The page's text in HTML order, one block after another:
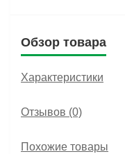
Обзор товара
Характеристики
Отзывов (0)
Похожие товары